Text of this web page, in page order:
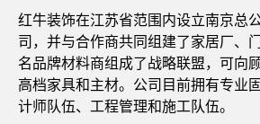
红牛装饰在江苏省范围内设立南京总
司，并与合作商共同组建了家居厂、
名品牌材料商组成了战略联盟，可向
高档家具和主材。公司目前拥有专业
计师队伍、工程管理和施工队伍。